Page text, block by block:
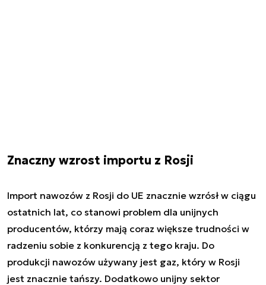
Znaczny wzrost importu z Rosji
Import nawozów z Rosji do UE znacznie wzrósł w ciągu
ostatnich lat, co stanowi problem dla unijnych
producentów, którzy mają coraz większe trudności w
radzeniu sobie z konkurencją z tego kraju. Do
produkcji nawozów używany jest gaz, który w Rosji
jest znacznie tańszy. Dodatkowo unijny sektor